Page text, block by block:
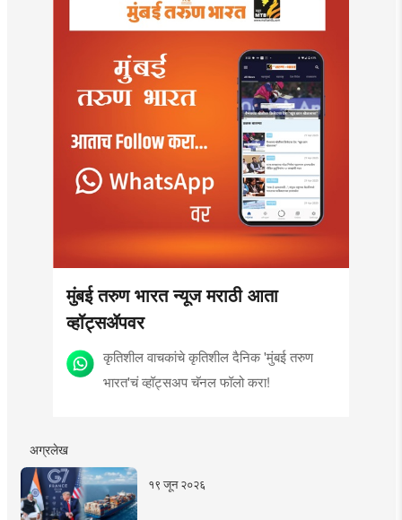
मुंबई तरुण भारत न्यूज मराठी आता
व्हॉट्सॲपवर
कृतिशील वाचकांचे कृतिशील दैनिक 'मुंबई तरुण
भारत'चं व्हॉट्सअप चॅनल फॉलो करा!
अग्रलेख
१९ जून २०२६